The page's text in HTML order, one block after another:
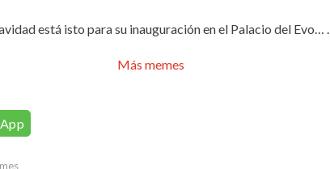
está isto para su inauguración en el Palacio del Evo… .
Más memes
08:00